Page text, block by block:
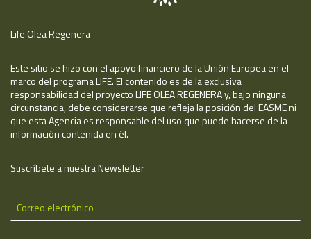
Life Olea Regenera
Este sitio se hizo con el apoyo financiero de la Unión Europea en el
marco del programa LIFE. El contenido es de la exclusiva
responsabilidad del proyecto LIFE OLEA REGENERA y, bajo ninguna
circunstancia, debe considerarse que refleja la posición del EASME ni
que esta Agencia es responsable del uso que puede hacerse de la
información contenida en él.
Suscríbete a nuestra Newsletter